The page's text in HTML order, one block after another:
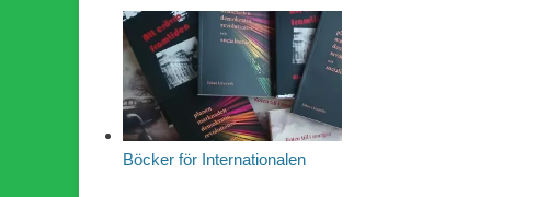
Böcker för Internationalen